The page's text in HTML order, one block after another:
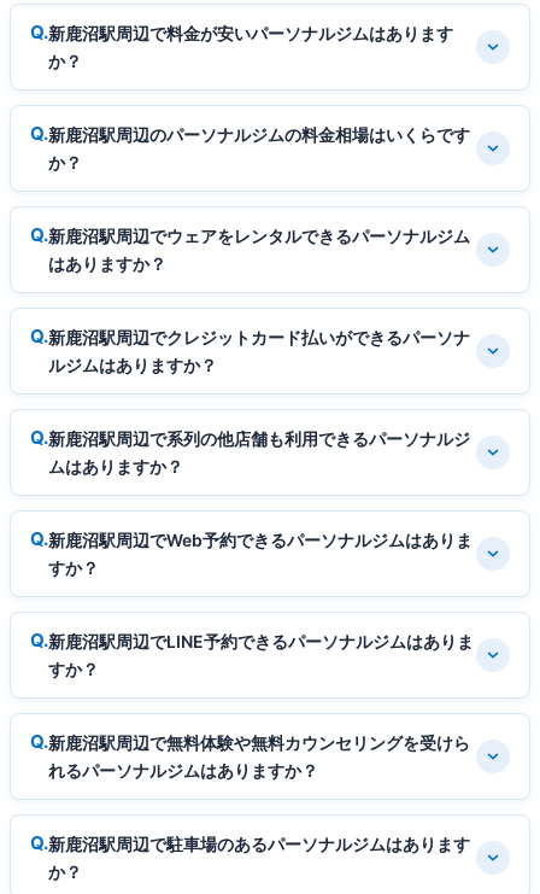
新鹿沼駅周辺で料金が安いパーソナルジムはあります
か？
新鹿沼駅周辺のパーソナルジムの料金相場はいくらです
か？
新鹿沼駅周辺でウェアをレンタルできるパーソナルジム
はありますか？
新鹿沼駅周辺でクレジットカード払いができるパーソナ
ルジムはありますか？
新鹿沼駅周辺で系列の他店舗も利用できるパーソナルジ
ムはありますか？
新鹿沼駅周辺でWeb予約できるパーソナルジムはありま
すか？
新鹿沼駅周辺でLINE予約できるパーソナルジムはありま
すか？
新鹿沼駅周辺で無料体験や無料カウンセリングを受けら
れるパーソナルジムはありますか？
新鹿沼駅周辺で駐車場のあるパーソナルジムはあります
か？